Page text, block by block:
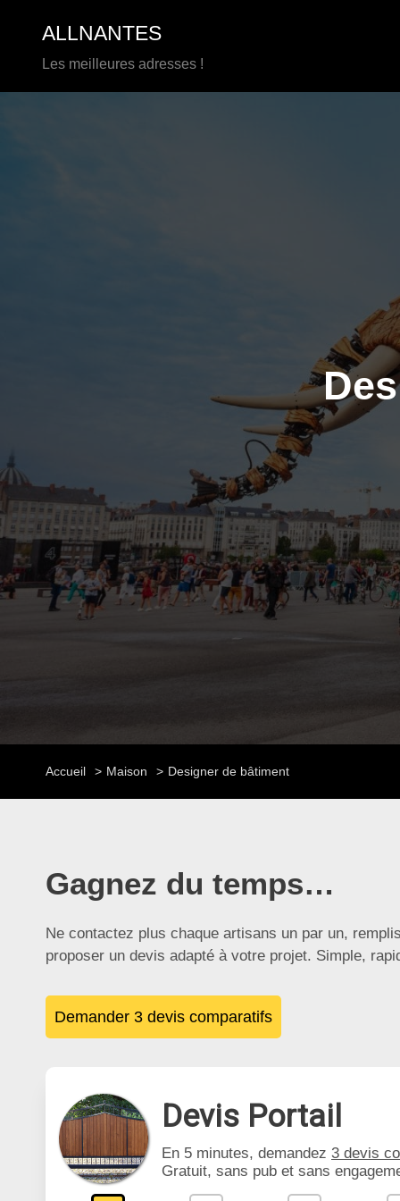
contenu
ALLNANTES
Les meilleures adresses !
Accueil Maison Designer de bâtiment
Gagnez du temps…
Ne contactez plus chaque artisans un par un,
proposer un devis adapté à votre projet. Simple,
Demander 3 devis comparatifs
Devis Portail
En 5 minutes, demandez 3 devis
Gratuit, sans pub et sans